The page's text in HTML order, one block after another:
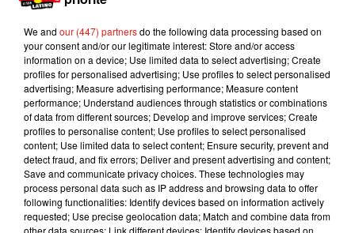
millions d’abonnés à son compte Instagram ? Rien n’est
Musique
6 août 2026
Karol G dévoile la tracklist de son nouvel
album… avec des invités...
We and our (447) partnersdo the following data processing based on
your consent and/or our legitimate interest: Store and/or access
information on a device; Use limited data to select advertising; Create
profiles for personalised advertising; Use profiles to select personalised
advertising; Measure advertising performance; Measure content
performance; Understand audiences through statistics or combinations
of data from different sources; Develop and improve services; Create
profiles to personalise content; Use profiles to select personalised
content; Use limited data to select content; Ensure security, prevent and
detect fraud, and fix errors; Deliver and present advertising and content;
Save and communicate privacy choices. These technologies may
process personal data such as IP address and browsing data to offer
following functionalities: Identify devices based on information actively
requested; Use precise geolocation data; Match and combine data from
other data sources; Link different devices; Identify devices based on